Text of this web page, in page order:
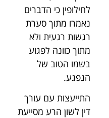
לחילופין כי הדברים
נאמרו מתוך סערת
רגשות רגעית ולא
מתוך כוונה לפגוע
בשמו הטוב של
הנפגע.
התייעצות עם עורך
דין לשון הרע מסייעת